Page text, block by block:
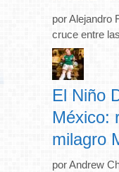
por Alejandro
cruce entre
El Niño
México:
milagro
por Andrew